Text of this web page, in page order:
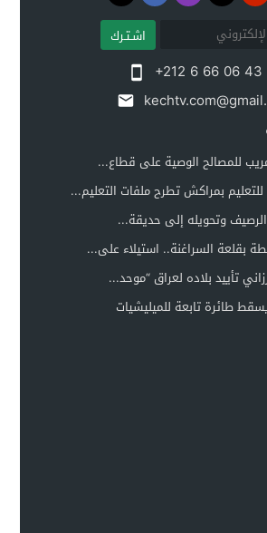
اشـتـرك
+212 6 66 06 43
للمصالح الوصية على قطاع...
للتعليم بمراكش تطرح ملفات التعليم...
وتحويله إلى حديقة...
بقلعة السراغنة.. استيلاء على...
تأييد بلاده لعراق “موحد...
طائرة تابعة للميليشيات